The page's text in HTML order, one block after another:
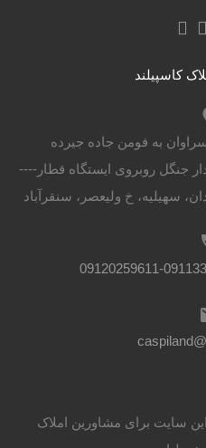
کاسپیلند
سراوان به فومن جاده جیرده
جنگل روبروی ایستگاه قطار----
‌سایت برای مشاورین املاک